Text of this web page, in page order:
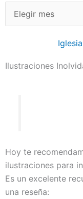
Iglesia
Ilustraciones
Hoy te
ilustraciones para
Es un excelente
una reseña: